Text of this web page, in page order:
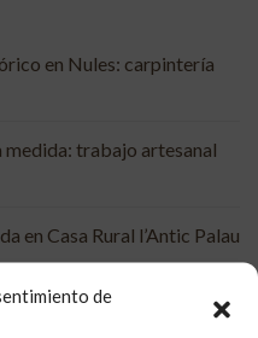
de
en Nules: carpintería
medida: trabajo artesanal
en Casa Rural l’Antic Palau
madera de mobila vieja